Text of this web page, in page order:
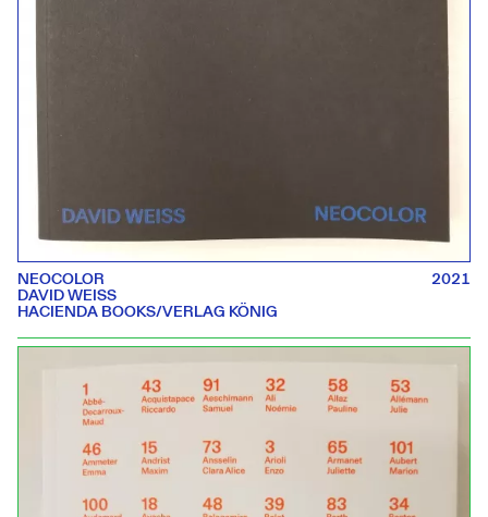
NEOCOLOR
DAVID WEISS
HACIENDA BOOKS/VERLAG KÖNIG
2021